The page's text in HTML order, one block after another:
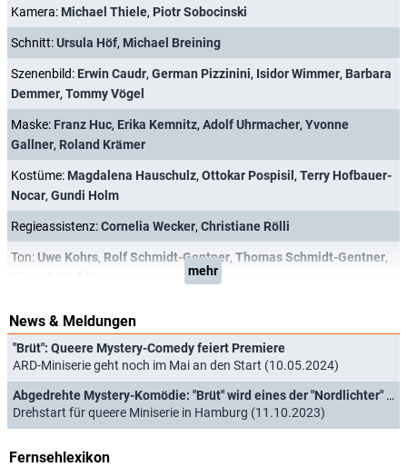
Kamera: Michael Thiele, Piotr Sobocinski
Schnitt:Ursula Höf, Michael Breining
Szenenbild: Erwin Caudr, German Pizzinini, Isidor Wimmer, Barbara
Demmer, Tommy Vögel
Maske: Franz Huc, Erika Kemnitz, Adolf Uhrmacher, Yvonne
Gallner, Roland Krämer
Kostüme: Magdalena Hauschulz, Ottokar Pospisil , Terry Hofbauer-
Nocar, Gundi Holm
Regieassistenz:Cornelia Wecker, Christiane Rölli
Ton:Uwe Kohrs, Rolf Schmidt-Gentner, Thomas Schmidt-Gentner,
mehr
News & Meldungen
"Brüt": Queere Mystery-Comedy feiert Premiere
ARD-Miniserie geht noch im Mai an den Start (10.05.2024)
Abgedrehte Mystery-Komödie: "Brüt" wird eines der "Nordlichter" des NDR
Drehstart für queere Miniserie in Hamburg (11.10.2023)
Fernsehlexikon